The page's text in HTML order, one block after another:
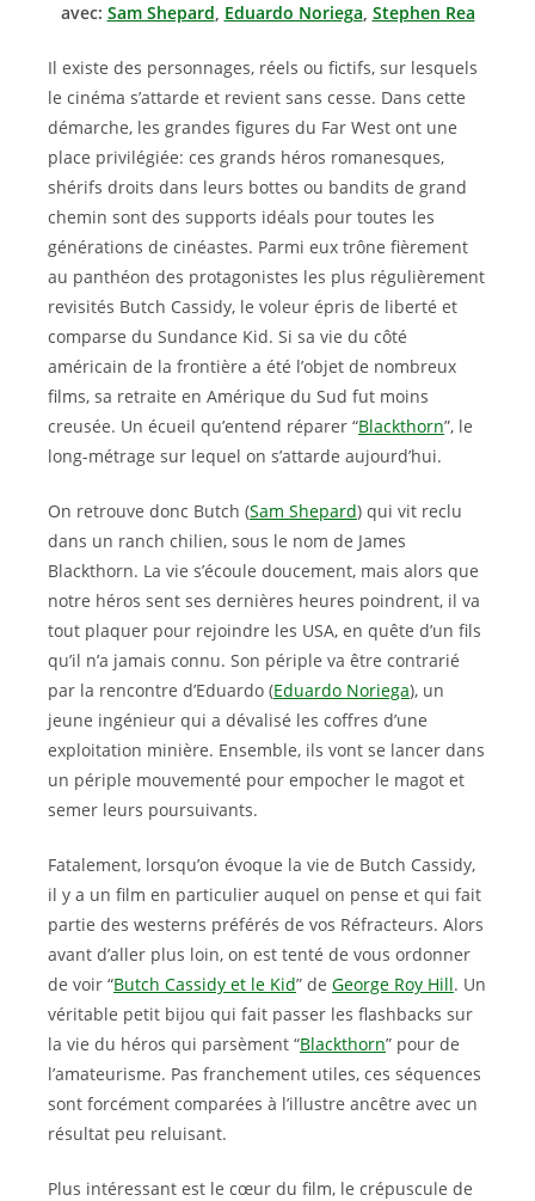
avec: Sam Shepard, Eduardo Noriega, Stephen Rea
Il existe des personnages, réels ou fictifs, sur lesquels
le cinéma s’attarde et revient sans cesse. Dans cette
démarche, les grandes figures du Far West ont une
place privilégiée: ces grands héros romanesques,
shérifs droits dans leurs bottes ou bandits de grand
chemin sont des supports idéals pour toutes les
générations de cinéastes. Parmi eux trône fièrement
au panthéon des protagonistes les plus régulièrement
revisités Butch Cassidy, le voleur épris de liberté et
comparse du Sundance Kid. Si sa vie du côté
américain de la frontière a été l’objet de nombreux
films, sa retraite en Amérique du Sud fut moins
creusée. Un écueil qu’entend réparer “Blackthorn”, le
long-métrage sur lequel on s’attarde aujourd’hui.
On retrouve donc Butch (Sam Shepard) qui vit reclu
dans un ranch chilien, sous le nom de James
Blackthorn. La vie s’écoule doucement, mais alors que
notre héros sent ses dernières heures poindrent, il va
tout plaquer pour rejoindre les USA, en quête d’un fils
qu’il n’a jamais connu. Son périple va être contrarié
par la rencontre d’Eduardo (Eduardo Noriega), un
jeune ingénieur qui a dévalisé les coffres d’une
exploitation minière. Ensemble, ils vont se lancer dans
un périple mouvementé pour empocher le magot et
semer leurs poursuivants.
Fatalement, lorsqu’on évoque la vie de Butch Cassidy,
il y a un film en particulier auquel on pense et qui fait
partie des westerns préférés de vos Réfracteurs. Alors
avant d’aller plus loin, on est tenté de vous ordonner
de voir “Butch Cassidy et le Kid” de George Roy Hill. Un
véritable petit bijou qui fait passer les flashbacks sur
la vie du héros qui parsèment “Blackthorn” pour de
l’amateurisme. Pas franchement utiles, ces séquences
sont forcément comparées à l’illustre ancêtre avec un
résultat peu reluisant.
Plus intéressant est le cœur du film, le crépuscule de